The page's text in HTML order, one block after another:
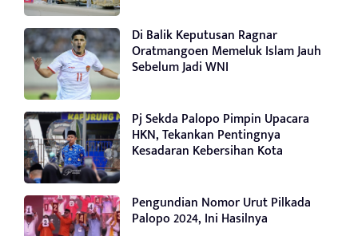
Di Balik Keputusan Ragnar
Oratmangoen Memeluk Islam Jauh
Sebelum Jadi WNI
Pj Sekda Palopo Pimpin Upacara
HKN, Tekankan Pentingnya
Kesadaran Kebersihan Kota
Pengundian Nomor Urut Pilkada
Palopo 2024, Ini Hasilnya